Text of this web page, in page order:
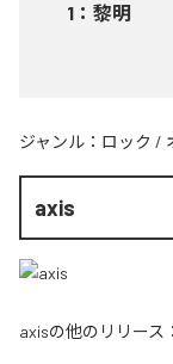
1 ： 黎明
ジャンル： ロック /
axis
axisの他のリリース：